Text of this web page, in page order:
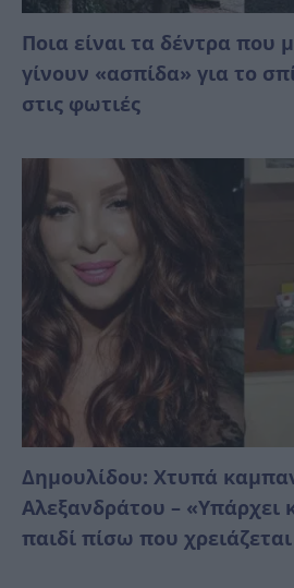
Ποια είναι τα δέντρα που
γίνουν «ασπίδα» για το
στις φωτιές
Δημουλίδου: Χτυπά
Αλεξανδράτου – «Υπάρχει
παιδί πίσω που